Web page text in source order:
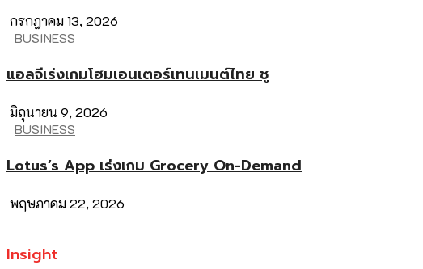
กรกฎาคม 13, 2026
BUSINESS
แอลจีเร่งเกมโฮมเอนเตอร์เทนเมนต์ไทย ชู
มิถุนายน 9, 2026
BUSINESS
Lotus’s App เร่งเกม Grocery On-Demand
พฤษภาคม 22, 2026
Insight